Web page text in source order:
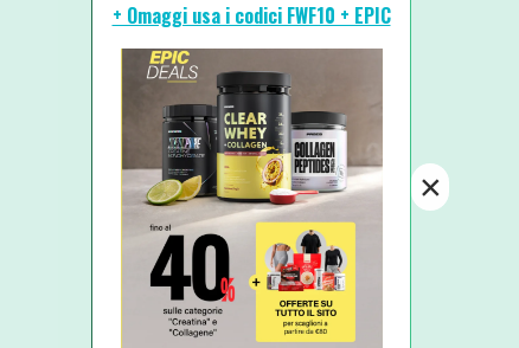
+ Omaggi usa i codici FWF10 + EPIC
×